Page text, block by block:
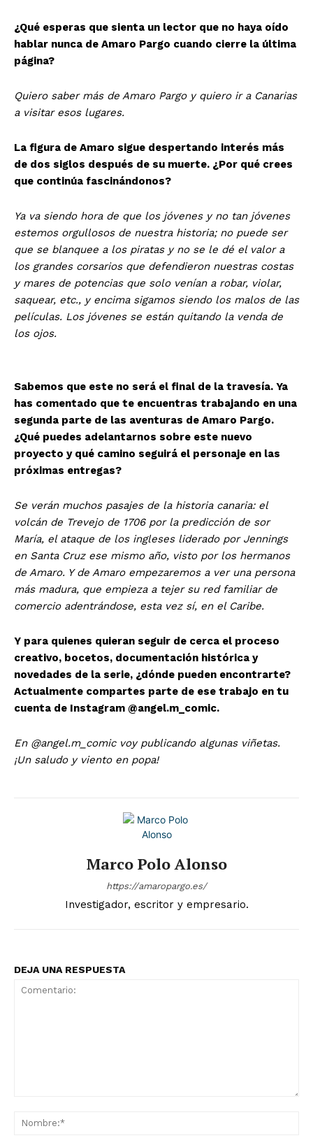
¿Qué esperas que sienta un lector que no haya oído
hablar nunca de Amaro Pargo cuando cierre la última
página?
Quiero saber más de Amaro Pargo y quiero ir a Canarias
a visitar esos lugares.
La figura de Amaro sigue despertando interés más
de dos siglos después de su muerte. ¿Por qué crees
que continúa fascinándonos?
Ya va siendo hora de que los jóvenes y no tan jóvenes
estemos orgullosos de nuestra historia; no puede ser
que se blanquee a los piratas y no se le dé el valor a
los grandes corsarios que defendieron nuestras costas
y mares de potencias que solo venían a robar, violar,
saquear, etc., y encima sigamos siendo los malos de las
películas. Los jóvenes se están quitando la venda de
los ojos.
Sabemos que este no será el final de la travesía. Ya
has comentado que te encuentras trabajando en una
segunda parte de las aventuras de Amaro Pargo.
¿Qué puedes adelantarnos sobre este nuevo
proyecto y qué camino seguirá el personaje en las
próximas entregas?
Se verán muchos pasajes de la historia canaria: el
volcán de Trevejo de 1706 por la predicción de sor
María, el ataque de los ingleses liderado por Jennings
en Santa Cruz ese mismo año, visto por los hermanos
de Amaro. Y de Amaro empezaremos a ver una persona
más madura, que empieza a tejer su red familiar de
comercio adentrándose, esta vez sí, en el Caribe.
Y para quienes quieran seguir de cerca el proceso
creativo, bocetos, documentación histórica y
novedades de la serie, ¿dónde pueden encontrarte?
Actualmente compartes parte de ese trabajo en tu
cuenta de Instagram @angel.m_comic.
En @angel.m_comic voy publicando algunas viñetas.
¡Un saludo y viento en popa!
Marco Polo Alonso
https://amaropargo.es/
Investigador, escritor y empresario.
DEJA UNA RESPUESTA